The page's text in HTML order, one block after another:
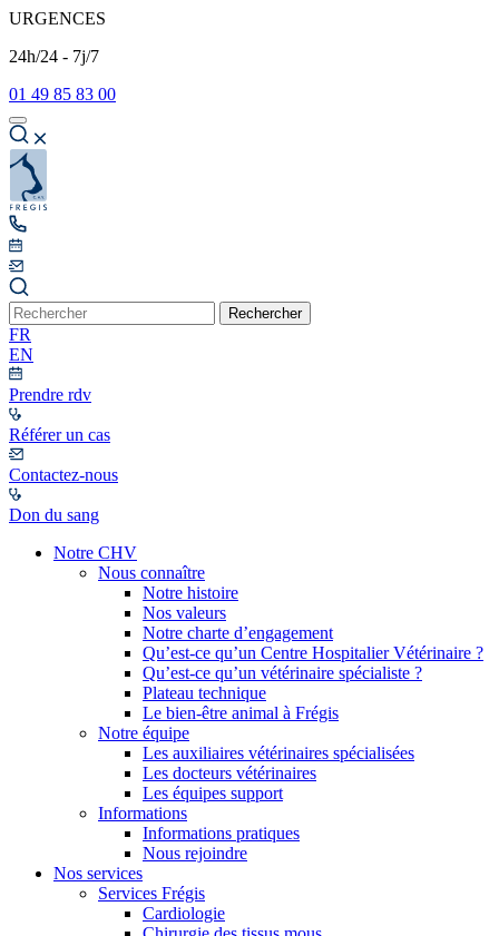
URGENCES
24h/24 - 7j/7
01 49 85 83 00
Rechercher
FR
EN
Prendre rdv
Référer un cas
Contactez-nous
Don du sang
Notre CHV
Nous connaître
Notre histoire
Nos valeurs
Notre charte d’engagement
Qu’est-ce qu’un Centre Hospitalier Vétérinaire ?
Qu’est-ce qu’un vétérinaire spécialiste ?
Plateau technique
Le bien-être animal à Frégis
Notre équipe
Les auxiliaires vétérinaires spécialisées
Les docteurs vétérinaires
Les équipes support
Informations
Informations pratiques
Nous rejoindre
Nos services
Services Frégis
Cardiologie